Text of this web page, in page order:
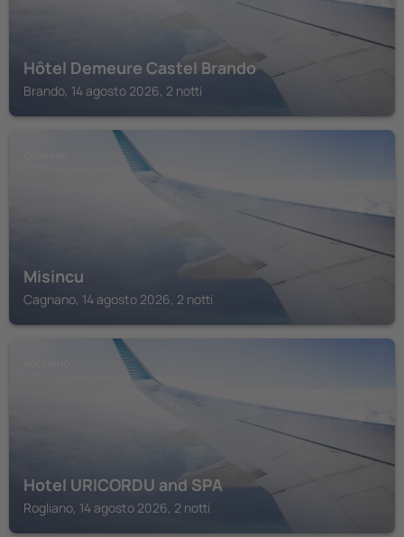
Hôtel Demeure Castel Brando
Brando, 14 agosto 2026, 2 notti
Misincu
Cagnano, 14 agosto 2026, 2 notti
Hotel URICORDU and SPA
Rogliano, 14 agosto 2026, 2 notti